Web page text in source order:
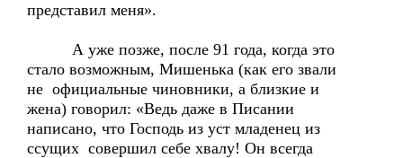
представил меня».
А уже позже, после 91 года, когда это
стало возможным, Мишенька (как его звали
не официальные чиновники, а близкие и
жена) говорил: «Ведь даже в Писании
написано, что Господь из уст младенец из
ссущих совершил себе хвалу! Он всегда